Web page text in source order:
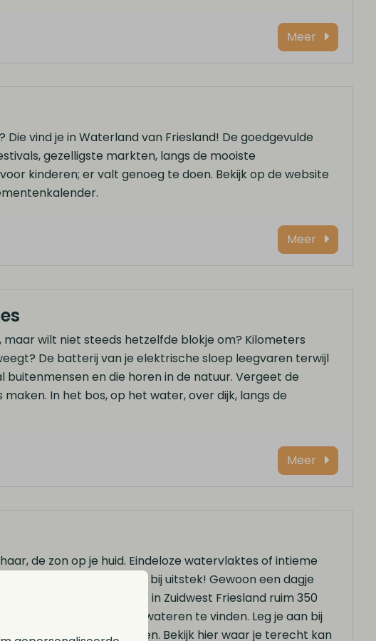
Meer
vind je in Waterland van Friesland! De goedgevulde
gezelligste markten, langs de mooiste
kinderen; er valt genoeg te doen. Bekijk op de website
Meer
wilt niet steeds hetzelfde blokje om? Kilometers
De batterij van je elektrische sloep leegvaren terwijl
en die horen in de natuur. Vergeet de
In het bos, op het water, over dijk, langs de
Meer
de zon op je huid. Eindeloze watervlaktes of intieme
het watersportparadijs bij uitstek! Gewoon een dagje
Wist je dat er in Zuidwest Friesland ruim 350
zijn midden in de Friese wateren te vinden. Leg je aan bij
helemaal voor jou alleen. Bekijk hier waar je terecht kan